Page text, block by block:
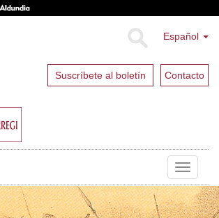
Español
Suscríbete al boletín Contacto
Toggle